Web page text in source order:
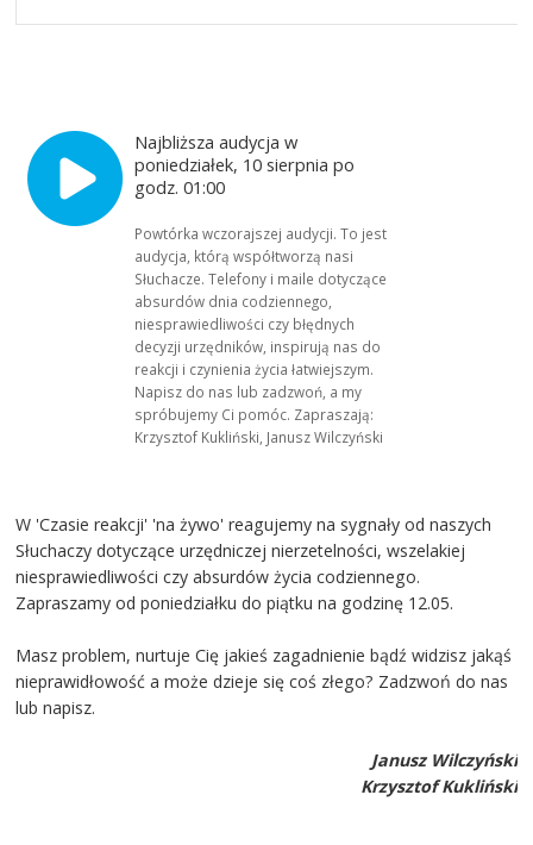
Najbliższa audycja w
poniedziałek, 10 sierpnia po
godz. 01:00
Powtórka wczorajszej audycji. To jest
audycja, którą współtworzą nasi
Słuchacze. Telefony i maile dotyczące
absurdów dnia codziennego,
niesprawiedliwości czy błędnych
decyzji urzędników, inspirują nas do
reakcji i czynienia życia łatwiejszym.
Napisz do nas lub zadzwoń, a my
spróbujemy Ci pomóc. Zapraszają:
Krzysztof Kukliński, Janusz Wilczyński
W 'Czasie reakcji' 'na żywo' reagujemy na sygnały od naszych
Słuchaczy dotyczące urzędniczej nierzetelności, wszelakiej
niesprawiedliwości czy absurdów życia codziennego.
Zapraszamy od poniedziałku do piątku na godzinę 12.05.
Masz problem, nurtuje Cię jakieś zagadnienie bądź widzisz jakąś
nieprawidłowość a może dzieje się coś złego? Zadzwoń do nas
lub napisz.
Janusz Wilczyński
Krzysztof Kukliński